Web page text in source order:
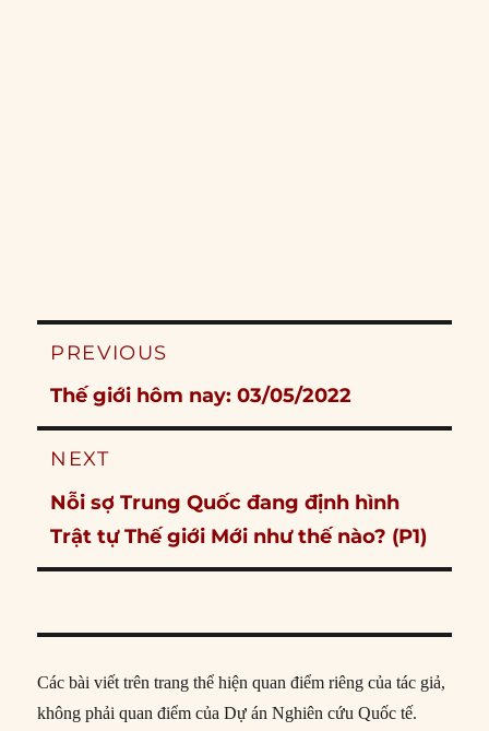
Post
PREVIOUS
Previous
post:
Thế giới hôm nay: 03/05/2022
NEXT
Next
post:
Nỗi sợ Trung Quốc đang định hình
Trật tự Thế giới Mới như thế nào? (P1)
Các bài viết trên trang thể hiện quan điểm riêng của tác giả,
không phải quan điểm của Dự án Nghiên cứu Quốc tế.